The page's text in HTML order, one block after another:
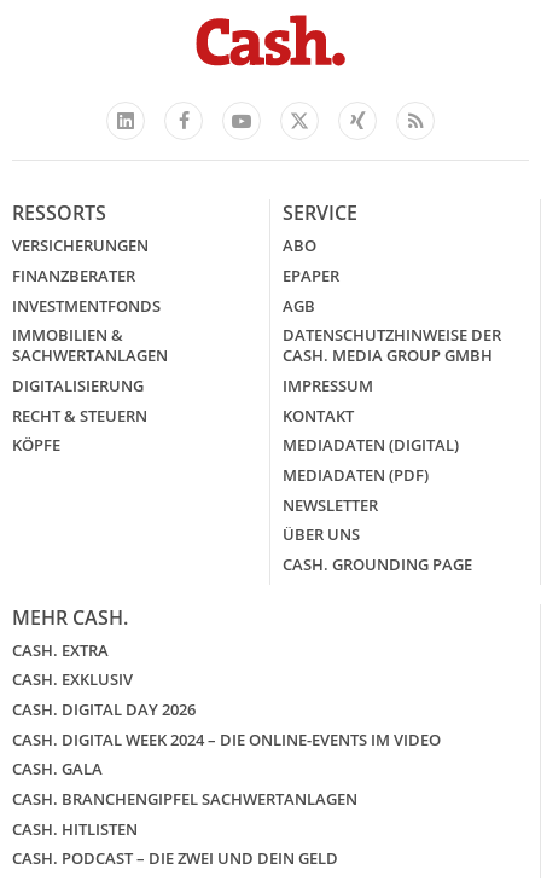
LinkedIn
FacebookYouTube
X
Xing Feed
RESSORTS
VERSICHERUNGEN
FINANZBERATER
INVESTMENTFONDS
IMMOBILIEN &
SACHWERTANLAGEN
DIGITALISIERUNG
RECHT & STEUERN
KÖPFE
SERVICE
ABO
EPAPER
AGB
DATENSCHUTZHINWEISE DER
CASH. MEDIA GROUP GMBH
IMPRESSUM
KONTAKT
MEDIADATEN (DIGITAL)
MEDIADATEN (PDF)
NEWSLETTER
ÜBER UNS
CASH. GROUNDING PAGE
MEHR CASH.
CASH. EXTRA
CASH. EXKLUSIV
CASH. DIGITAL DAY 2026
CASH. DIGITAL WEEK 2024 – DIE ONLINE-EVENTS IM VIDEO
CASH. GALA
CASH. BRANCHENGIPFEL SACHWERTANLAGEN
CASH. HITLISTEN
CASH. PODCAST – DIE ZWEI UND DEIN GELD